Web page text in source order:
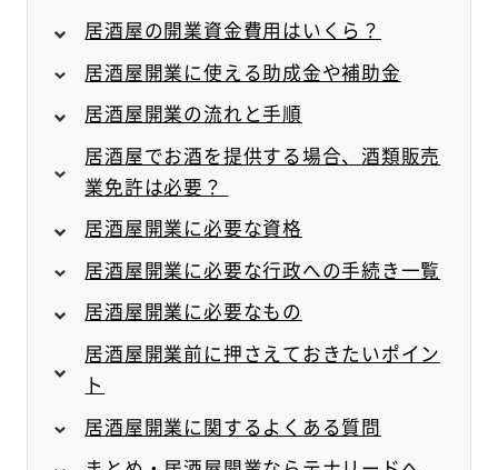
居酒屋の開業資金費用はいくら？
居酒屋開業に使える助成金や補助金
居酒屋開業の流れと手順
居酒屋でお酒を提供する場合、酒類販売
業免許は必要？
居酒屋開業に必要な資格
居酒屋開業に必要な行政への手続き一覧
居酒屋開業に必要なもの
居酒屋開業前に押さえておきたいポイン
ト
居酒屋開業に関するよくある質問